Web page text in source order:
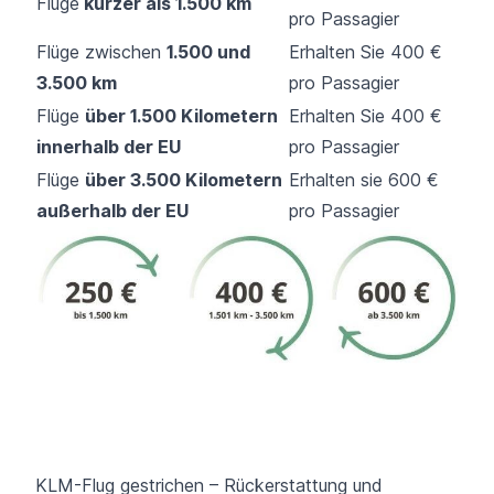
pro Passagier
Flüge zwischen 1.500 und
3.500 km
Erhalten Sie 400 €
pro Passagier
Flüge über 1.500 Kilometern
innerhalb der EU
Erhalten Sie 400 €
pro Passagier
Flüge über 3.500 Kilometern
außerhalb der EU
Erhalten sie 600 €
pro Passagier
KLM-Flug gestrichen – Rückerstattung und